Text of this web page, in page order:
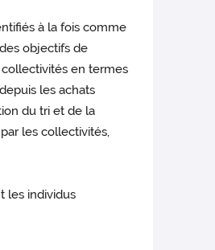
à la fois comme
objectifs de
en termes
les achats
du tri et de la
les collectivités,
les individus